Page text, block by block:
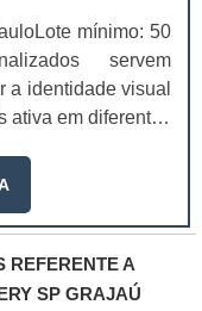
mínimo: 50
servem
a identidade visual
ativa em diferentes
no mercado de
e de uma forma
modelos
ofício;Saco
REFERENTE A
SP GRAJAÚ